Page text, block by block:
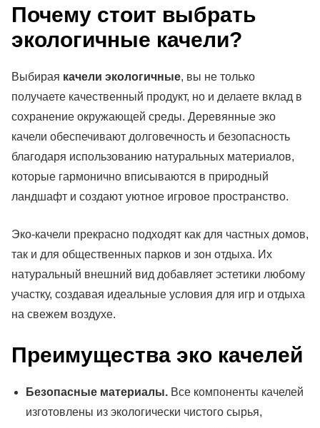
Почему стоит выбрать
экологичные качели?
Выбирая качели экологичные, вы не только
получаете качественный продукт, но и делаете вклад в
сохранение окружающей среды. Деревянные эко
качели обеспечивают долговечность и безопасность
благодаря использованию натуральных материалов,
которые гармонично вписываются в природный
ландшафт и создают уютное игровое пространство.
Эко-качели прекрасно подходят как для частных домов,
так и для общественных парков и зон отдыха. Их
натуральный внешний вид добавляет эстетики любому
участку, создавая идеальные условия для игр и отдыха
на свежем воздухе.
Преимущества эко качелей
Безопасные материалы. Все компоненты качелей
изготовлены из экологически чистого сырья,